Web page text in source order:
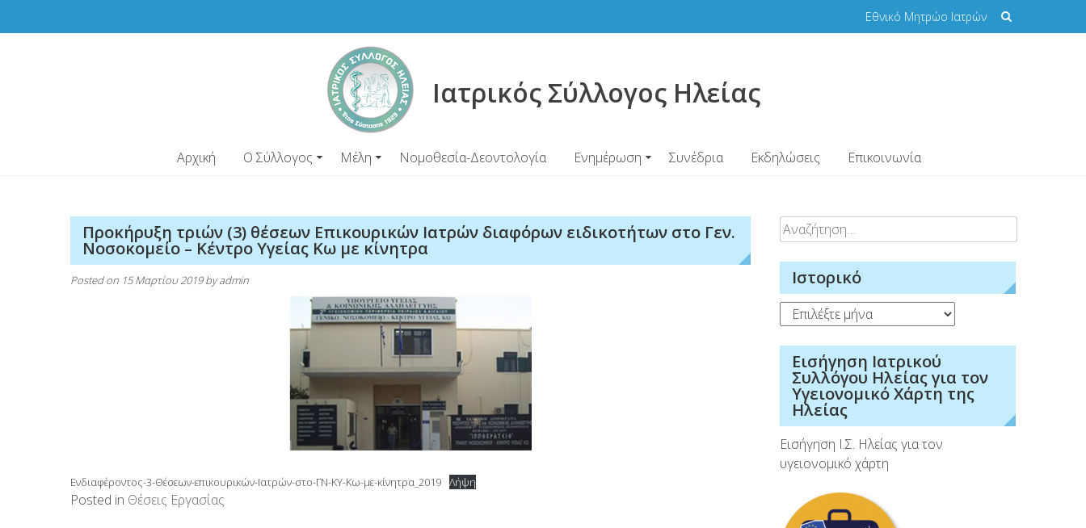
Εθνικό Μητρώο Ιατρών
Ιατρικός Σύλλογος Ηλείας
Αρχική Ο Σύλλογος Μέλη Νομοθεσία-Δεοντολογία Ενημέρωση Συνέδρια Εκδηλώσεις Επικοινωνία
Προκήρυξη τριών (3) θέσεων Επικουρικών Ιατρών διαφόρων ειδικοτήτων στο Γεν.
Νοσοκομείο – Κέντρο Υγείας Κω με κίνητρα
Posted on 15 Μαρτίου 2019byadmin
Ενδιαφέροντος-3-Θέσεων-επικουρικών-Ιατρών-στο-ΓΝ-ΚΥ-Κω-με-κίνητρα_2019 Λήψη
Posted in Θέσεις Εργασίας
Αναζήτηση
για:
Ιστορικό
Ιστορικό
Εισήγηση Ιατρικού
Συλλόγου Ηλείας για τον
Υγειονομικό Χάρτη της
Ηλείας
Εισήγηση Ι.Σ. Ηλείας για τον
υγειονομικό χάρτη